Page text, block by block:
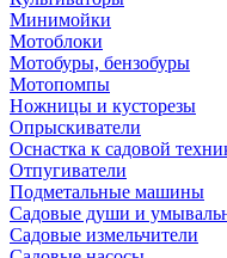
Минимойки
Мотоблоки
Мотобуры, бензобуры
Мотопомпы
Ножницы и кусторезы
Опрыскиватели
Оснастка к садовой
Отпугиватели
Подметальные машины
Садовые души и
Садовые измельчители